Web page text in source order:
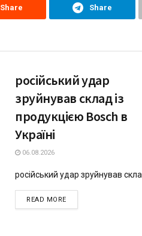
Share Share
російський удар
зруйнував склад із
продукцією Bosch в
Україні
06.08.2026
російський удар зруйнував склад
READ MOREDETAILS